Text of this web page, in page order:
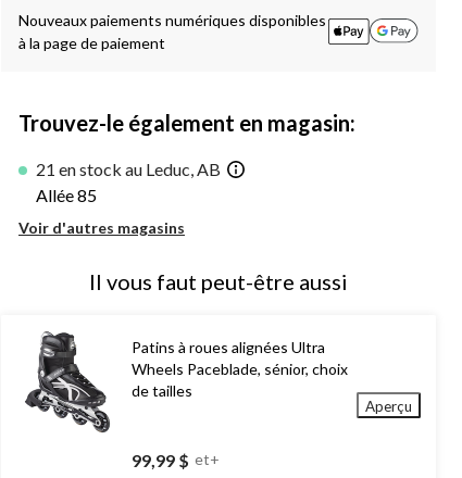
Nouveaux paiements numériques disponibles
à la page de paiement
Trouvez-le également en magasin:
21 en stock au Leduc, AB
Allée 85
Voir d'autres magasins
Il vous faut peut-être aussi
Patins à roues alignées Ultra
Wheels Paceblade, sénior, choix
de tailles
99,99 $ et+
Aperçu